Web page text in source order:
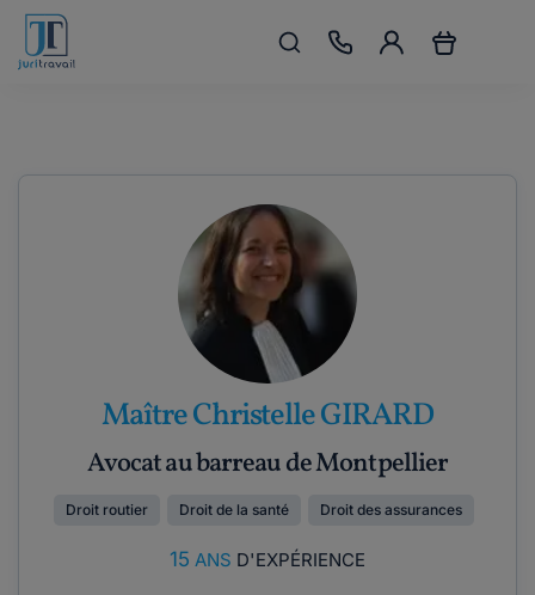
Maître Christelle GIRARD
Avocat au barreau de Montpellier
Droit routier Droit de la santé Droit des assurances
15 ANS D'EXPÉRIENCE